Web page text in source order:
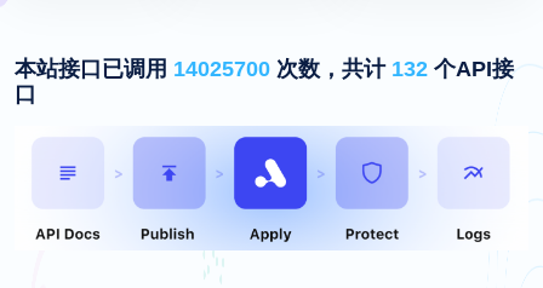
本站接口已调用 14025700 次数，共计 132 个API接
口